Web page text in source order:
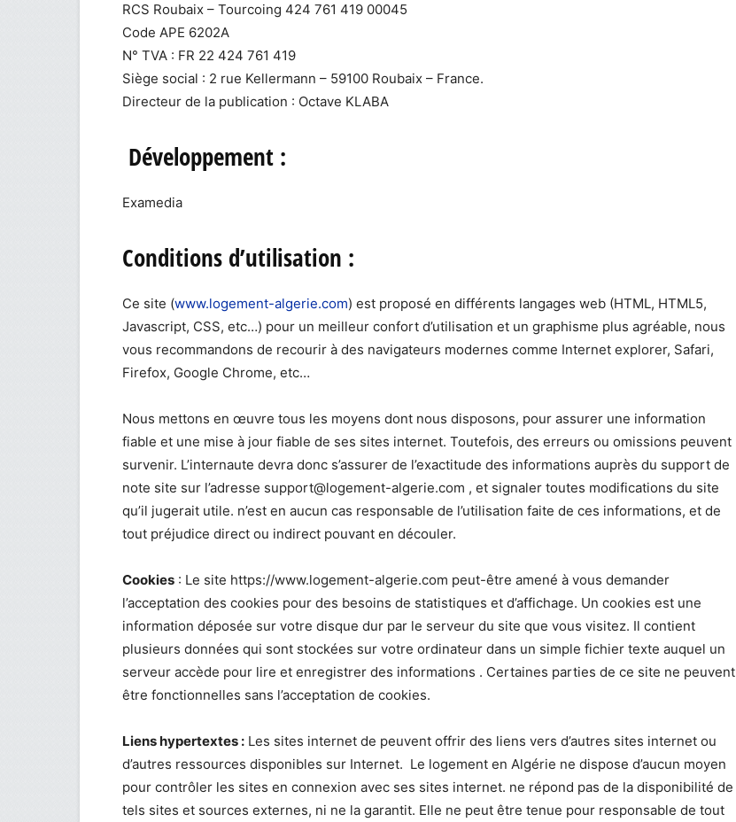
RCS Roubaix – Tourcoing 424 761 419 00045
Code APE 6202A
N° TVA : FR 22 424 761 419
Siège social : 2 rue Kellermann – 59100 Roubaix – France.
Directeur de la publication : Octave KLABA
Développement :
Examedia
Conditions d’utilisation :
Ce site (www.logement-algerie.com) est proposé en différents langages web (HTML, HTML5,
Javascript, CSS, etc…) pour un meilleur confort d’utilisation et un graphisme plus agréable, nous
vous recommandons de recourir à des navigateurs modernes comme Internet explorer, Safari,
Firefox, Google Chrome, etc…
Nous mettons en œuvre tous les moyens dont nous disposons, pour assurer une information
fiable et une mise à jour fiable de ses sites internet. Toutefois, des erreurs ou omissions peuvent
survenir. L’internaute devra donc s’assurer de l’exactitude des informations auprès du support de
note site sur l’adresse support@logement-algerie.com , et signaler toutes modifications du site
qu’il jugerait utile. n’est en aucun cas responsable de l’utilisation faite de ces informations, et de
tout préjudice direct ou indirect pouvant en découler.
Cookies : Le site https://www.logement-algerie.com peut-être amené à vous demander
l’acceptation des cookies pour des besoins de statistiques et d’affichage. Un cookies est une
information déposée sur votre disque dur par le serveur du site que vous visitez. Il contient
plusieurs données qui sont stockées sur votre ordinateur dans un simple fichier texte auquel un
serveur accède pour lire et enregistrer des informations . Certaines parties de ce site ne peuvent
être fonctionnelles sans l’acceptation de cookies.
Liens hypertextes : Les sites internet de peuvent offrir des liens vers d’autres sites internet ou
d’autres ressources disponibles sur Internet. Le logement en Algérie ne dispose d’aucun moyen
pour contrôler les sites en connexion avec ses sites internet. ne répond pas de la disponibilité de
tels sites et sources externes, ni ne la garantit. Elle ne peut être tenue pour responsable de tout